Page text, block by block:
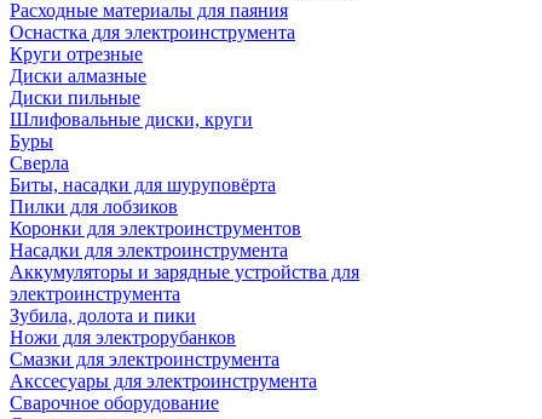
Расходные материалы для паяния
Оснастка для электроинструмента
Круги отрезные
Диски алмазные
Диски пильные
Шлифовальные диски, круги
Буры
Сверла
Биты, насадки для шуруповёрта
Пилки для лобзиков
Коронки для электроинструментов
Насадки для электроинструмента
Аккумуляторы и зарядные устройства для
электроинструмента
Зубила, долота и пики
Ножи для электрорубанков
Смазки для электроинструмента
Акссесуары для электроинструмента
Сварочное оборудование